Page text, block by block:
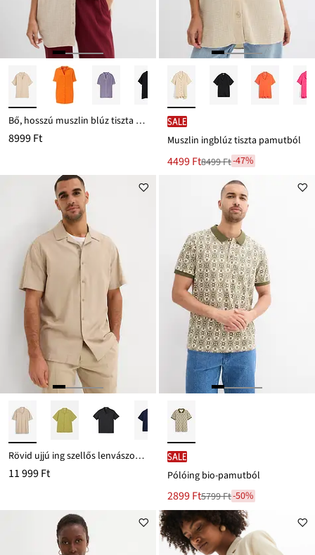
Bő, hosszú muszlin blúz tiszta pamutból
8999 Ft
SALE
Muszlin ingblúz tiszta pamutból
Új
4499 Ft
Leárazva8499 Ft-47%
Rövid ujjú ing szellős lenvászon keverékből, Loose Fit
11 999 Ft
SALE
Pólóing bio-pamutból
Új
ár
2899 Ft
Leárazva
5799 Ft
Ft-
ról
5799 Ft-50%